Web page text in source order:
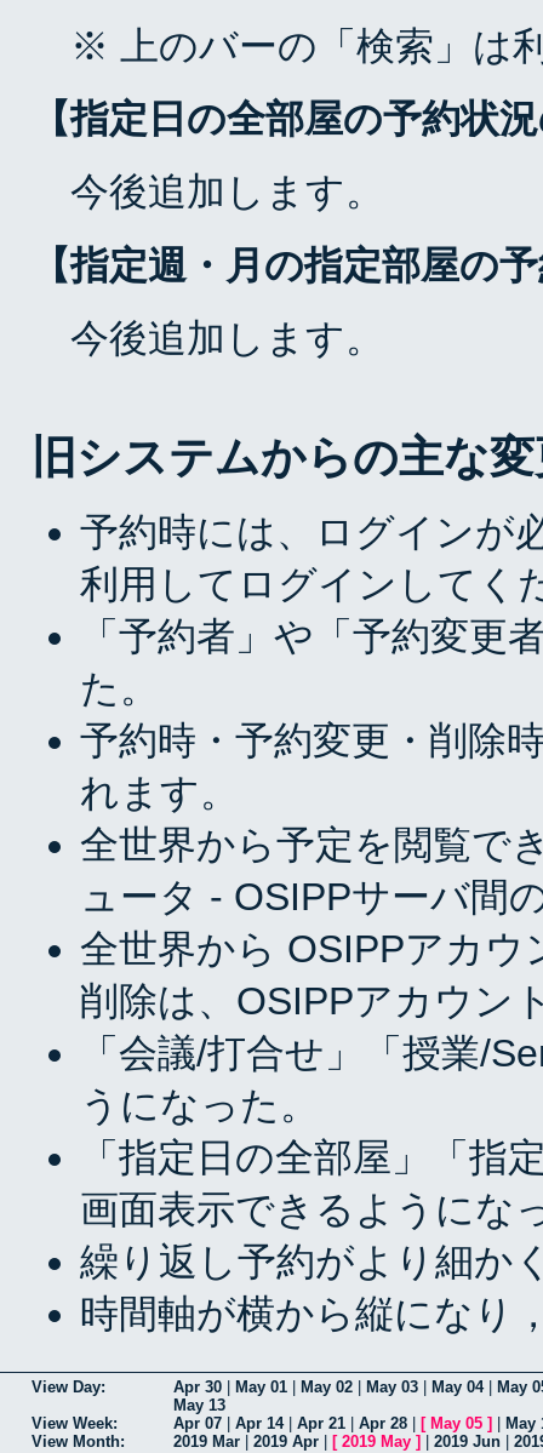
※ 上のバーの「検索」は
【指定日の全部屋の予約状
今後追加します。
【指定週・月の指定部屋の
今後追加します。
旧システムからの主な
予約時には、ログインが
利用してログインしてく
「予約者」や「予約変更
た。
予約時・予約変更・削除
れます。
全世界から予定を閲覧で
ュータ - OSIPPサーバ間
全世界から OSIPPアカ
削除は、OSIPPアカウン
「会議/打合せ」「授業/
うになった。
「指定日の全部屋」「指
画面表示できるようにな
繰り返し予約がより細か
時間軸が横から縦になり
View Day: Apr 30 May 01 May 02 May 03 May 04|
May
May 13
View Week:
Apr 07 Apr 14| Apr 21 Apr 28 [ May 05 ]
May
View Month:
2019 Mar 2019 Apr [ 2019 May ] 2019 Jun